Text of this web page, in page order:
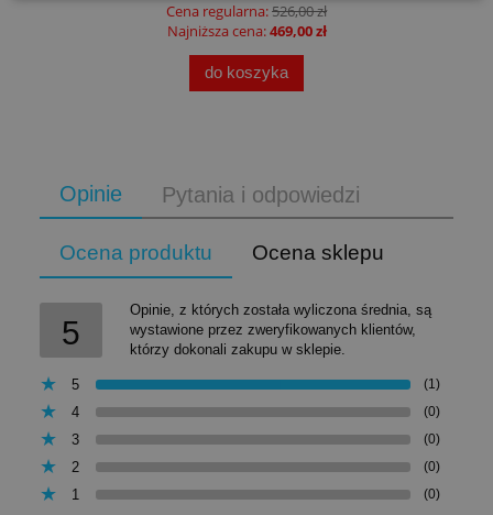
Cena regularna:526,00 zł
Najniższa cena:469,00 zł
do koszyka
Opinie Pytania i odpowiedzi
Ocena produktu Ocena sklepu
5
Opinie, z których została wyliczona średnia, są
wystawione przez zweryfikowanych klientów,
którzy dokonali zakupu w sklepie.
5 (1)
4 (0)
3 (0)
2 (0)
1 (0)